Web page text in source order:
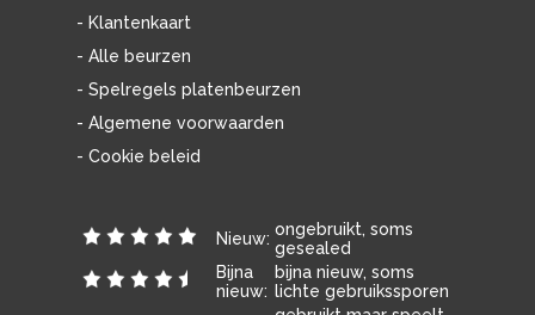
- Klantenkaart
- Alle beurzen
- Spelregels platenbeurzen
- Algemene voorwaarden
- Cookie beleid
Nieuw: ongebruikt, soms
gesealed
Bijna
nieuw:
bijna nieuw, soms
lichte gebruikssporen